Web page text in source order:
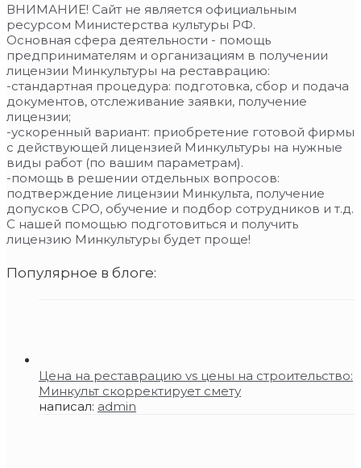
ВНИМАНИЕ! Сайт не является официальным
ресурсом Министерства культуры РФ.
Основная сфера деятельности - помощь
предпринимателям и организациям в получении
лицензии Минкультуры на реставрацию:
-стандартная процедура: подготовка, сбор и подача
документов, отслеживание заявки, получение
лицензии;
-ускоренный вариант: приобретение готовой фирмы
с действующей лицензией Минкультуры на нужные
виды работ (по вашим параметрам).
-помощь в решении отдельных вопросов:
подтверждение лицензии Минкульта, получение
допусков СРО, обучение и подбор сотрудников и т.д.
С нашей помощью подготовиться и получить
лицензию Минкультуры будет проще!
Популярное в блоге:
Цена на реставрацию vs цены на строительство:
Минкульт скорректирует смету
написал: admin